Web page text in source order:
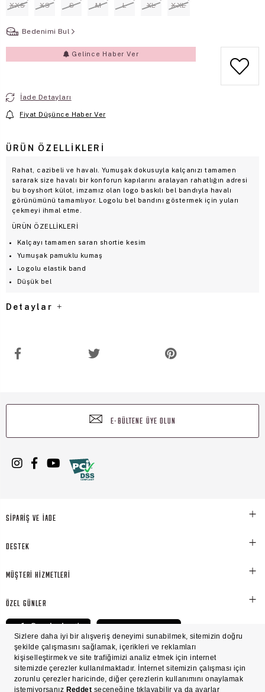
XXS XS S M L XL XXL
Bedenimi Bul
Gelince Haber Ver
İade Detayları
Fiyat Düşünce Haber Ver
ÜRÜN ÖZELLIKLERI
Rahat, cazibeli ve havalı. Yumuşak dokusuyla kalçanızı tamamen
sararak size havalı bir konforun kapılarını aralayan rahatlığın adresi
bu boyshort külot, imzamız olan logo baskılı bel bandıyla havalı
görünümünü tamamlıyor. Logolu bel bandını göstermek için yuları
çekmeyi ihmal etme.
ÜRÜN ÖZELLİKLERİ
Kalçayı tamamen saran shortie kesim
Yumuşak pamuklu kumaş
Logolu elastik band
Düşük bel
Detaylar
E-BÜLTENE ÜYE OLUN
SİPARİŞ VE İADE
DESTEK
MÜŞTERİ HİZMETLERİ
ÖZEL GÜNLER
© Victoria's Secret Shaya Mağazacılık A.Ş. Franchise lisansı aracılığıyla işletilen ticari
markasıdır. Her hakkı saklıdır.